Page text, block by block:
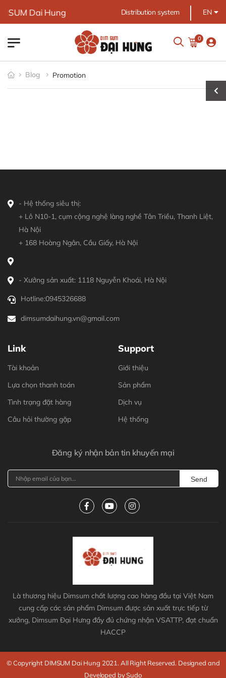
Dai Hung Distribution system EN
0
Blog Promotion
- Hệ thống siêu thị:
+ Lô N10-1, cụm cộng nghệ làng nghề Tân Triều, Thanh Liệt,
Hà Nội
+ 168 Hoàng Ngân, Cầu Giấy, Hà Nội
- Xưởng sản xuất: 1118 Nguyễn Khoái, Hà Nội
Hotline:0945326688
dimsumdaihung.vn@gmail.com
Link
Tài khoản
Lựa chọn thanh toán
Tình trạng đặt hàng
Câu hỏi thường gặp
Support
Giới thiệu
Sản phẩm
Dịch vụ
Hệ thống
Đăng ký nhận bản tin khuyến mại
Send
Là thương hiệu Dimsum chất lượng cao hàng đầu tại Việt Nam
cung cấp các sản phẩm Dimsum được sản xuất trực tiếp từ
xưởng, Dimsum Đại Hưng đầy đủ chứng nhận VSATTP, đạt chuẩn
HACCP
© Copyright DIMSUM Dai Hung 2021. All Right Reserved. Designed and
Developed by Sudo